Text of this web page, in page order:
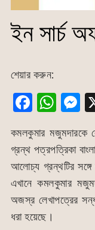
ইন সার্চ
শেয়ার করুন:
F
c
e
b
o
o
W
at
s
A
p
s
s
e
n
কমলকুমার মজুমদারকে
গ্রন্থ পত্রপত্রিকা
আলোচ্য গ্রন্থটির
এখানে কমলকুমার
অজস্র লেখাপত্রের
ধরা হয়েছে।